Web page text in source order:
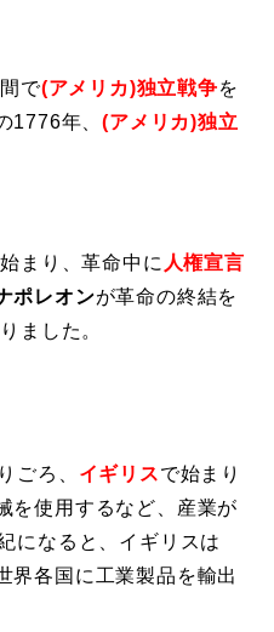
で(アメリカ)独立戦争を
1776年、(アメリカ)独立
まり、革命中に 人権宣言
ポレオンが革命の終結を
ました。
ごろ、 イギリスで始まり
を使用するなど、産業が
になると、イギリスは
界各国に工業製品を輸出